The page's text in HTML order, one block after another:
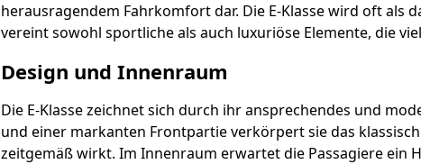
herausragendem Fahrkomfort dar. Die E-Klasse wird oft als
vereint sowohl sportliche als auch luxuriöse Elemente, die
Design und Innenraum
Die E-Klasse zeichnet sich durch ihr ansprechendes und
und einer markanten Frontpartie verkörpert sie das
zeitgemäß wirkt. Im Innenraum erwartet die Passagiere ein